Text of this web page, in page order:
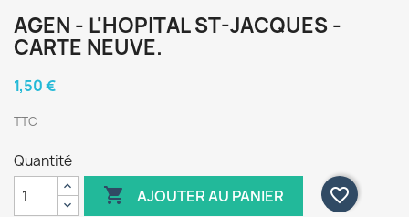
AGEN - L'HOPITAL ST-JACQUES -
CARTE NEUVE.
1,50 €
TTC
Quantité
 AJOUTER AU PANIER
favorite_border